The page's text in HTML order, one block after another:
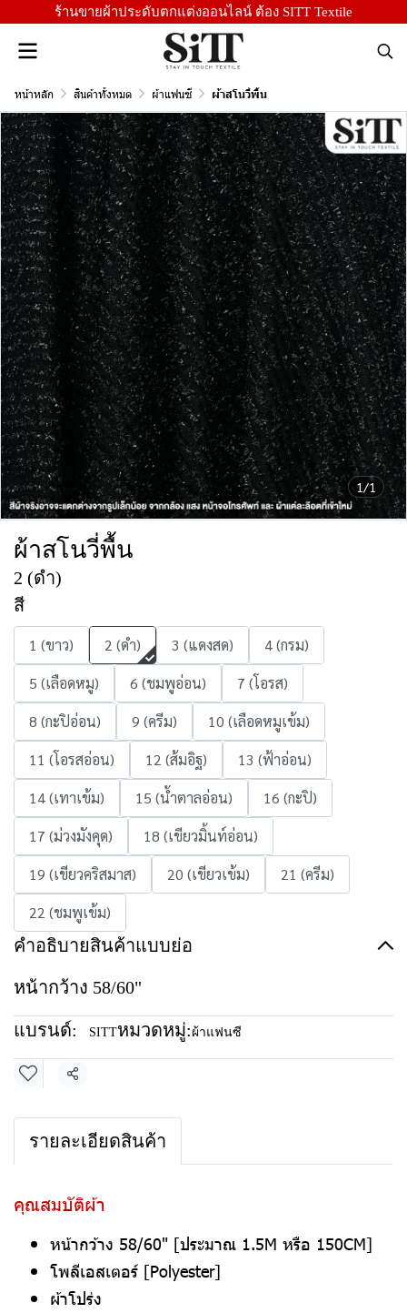
ร้านขายผ้าประดับตกแต่งออนไลน์ ต้อง SITT Textile
หน้าหลัก สินค้าทั้งหมด ผ้าแฟนซี ผ้าสโนวี่พื้น
1/1
ผ้าสโนวี่พื้น
2 (ดำ)
สี
1 (ขาว) 2 (ดำ) 3 (แดงสด)
4 (กรม)
5 (เลือดหมู)
6 (ชมพูอ่อน)
7 (โอรส)
8 (กะปิอ่อน)
9 (ครีม)
10 (เลือดหมูเข้ม)
11 (โอรสอ่อน)
12 (ส้มอิฐ)
13 (ฟ้าอ่อน)
14 (เทาเข้ม)
15 (น้ำตาลอ่อน)
16 (กะปิ)
17 (ม่วงมังคุด)
18 (เขียวมิ้นท์อ่อน)
19 (เขียวคริสมาส)
20 (เขียวเข้ม)
21 (ครีม)
22 (ชมพูเข้ม)
คำอธิบายสินค้าแบบย่อ
หน้ากว้าง 58/60"
แบรนด์: SITTหมวดหมู่: ผ้าแฟนซี
แชร์
รายละเอียดสินค้า
คุณสมบัติผ้า
หน้ากว้าง 58/60" [ประมาณ 1.5M หรือ 150CM]
โพลีเอสเตอร์ [Polyester]
ผ้าโปร่ง